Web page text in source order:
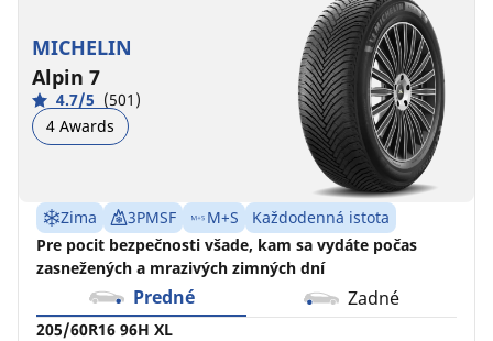
MICHELIN
Alpin 7
4.7/5 (501)
4 Awards
Zima 3PMSF M+S
Každodenná istota
Pre pocit bezpečnosti všade, kam sa vydáte počas
zasnežených a mrazivých zimných dní
Predné Zadné
205/60R16 96H XL